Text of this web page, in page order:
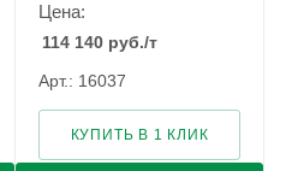
Цена:
114 140 руб./т
Арт.: 16037
КУПИТЬ В 1 КЛИК